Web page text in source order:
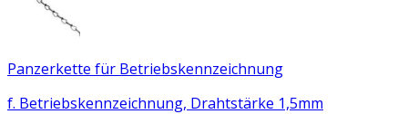
Panzerkette für Betriebskennzeichnung
f. Betriebskennzeichnung, Drahtstärke 1,5mm